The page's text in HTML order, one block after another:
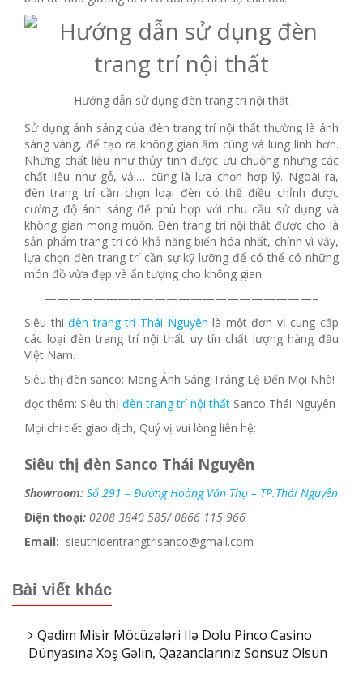
Hướng dẫn sử dụng đèn trang trí nội thất
Sử dụng ánh sáng của đèn trang trí nội thất thường là ánh
sáng vàng, để tạo ra không gian ấm cúng và lung linh hơn.
Những chất liệu như thủy tinh được ưu chuộng nhưng các
chất liệu như gỗ, vải… cũng là lựa chọn hợp lý. Ngoài ra,
đèn trang trí cần chọn loại đèn có thể điều chỉnh được
cường độ ánh sáng để phù hợp với nhu cầu sử dụng và
không gian mong muốn. Đèn trang trí nội thất được cho là
sản phẩm trang trí có khả năng biến hóa nhất, chính vì vậy,
lựa chọn đèn trang trí cần sự kỹ lưỡng để có thể có những
món đồ vừa đẹp và ấn tượng cho không gian.
——————————————————————–
Siêu thiđèn trang trí Thái Nguyên là một đơn vị cung cấp
các loại đèn trang trí nội thất uy tín chất lượng hàng đầu
Việt Nam.
Siêu thị đèn sanco: Mang Ánh Sáng Tráng Lệ Đến Mọi Nhà!
đọc thêm: Siêu thị đèn trang trí nội thất Sanco Thái Nguyên
Mọi chi tiết giao dịch, Quý vị vui lòng liên hệ:
Siêu thị đèn Sanco Thái Nguyên
Showroom: Số 291 – Đường Hoàng Văn Thụ – TP.Thái Nguyên
Điện thoại: 0208 3840 585/ 0866 115 966
Email: sieuthidentrangtrisanco@gmail.com
Bài viết khác
Qədim Misir Möcüzələri Ilə Dolu Pinco Casino
Dünyasına Xoş Gəlin, Qazanclarınız Sonsuz Olsun